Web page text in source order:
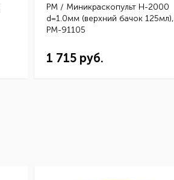
РМ / Миникраскопульт H-2000
d=1.0мм (верхний бачок 125мл),
РМ-91105
1 715 руб.